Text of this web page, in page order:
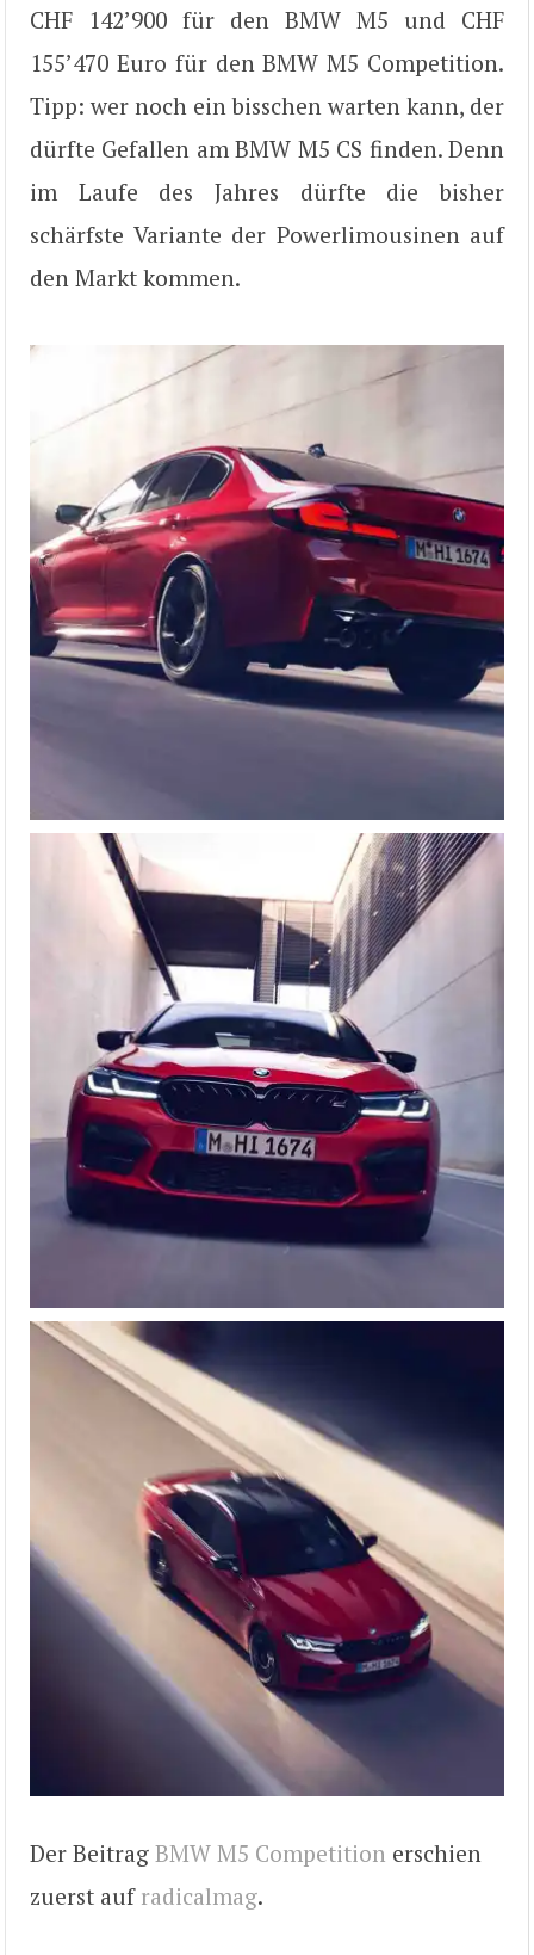
CHF 142’900 für den BMW M5 und CHF
155’470 Euro für den BMW M5 Competition.
Tipp: wer noch ein bisschen warten kann, der
dürfte Gefallen am BMW M5 CS finden. Denn
im Laufe des Jahres dürfte die bisher
schärfste Variante der Powerlimousinen auf
den Markt kommen.
Der Beitrag BMW M5 Competition erschien
zuerst auf radicalmag.